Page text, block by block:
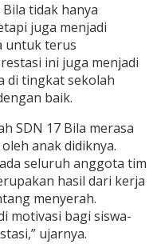
tidak hanya
juga menjadi
untuk terus
ini juga menjadi
di tingkat sekolah
baik.
SDN 17 Bila merasa
anak didiknya.
seluruh anggota tim
hasil dari kerja
menyerah.
motivasi bagi siswa-
ujarnya.